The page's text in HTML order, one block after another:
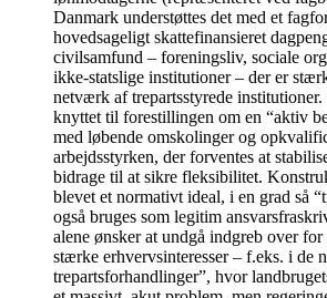
Danmark understøttes det med et
hovedsageligt skattefinansieret
civilsamfund – foreningsliv, sociale
ikke-statslige institutioner – der er
netværk af trepartsstyrede
knyttet til forestillingen om en “aktiv
med løbende omskolinger og
arbejdsstyrken, der forventes at
bidrage til at sikre fleksibilitet.
blevet et normativt ideal, i en grad så
også bruges som legitim
alene ønsker at undgå indgreb over
stærke erhvervsinteresser – f.eks. i de
trepartsforhandlinger”, hvor